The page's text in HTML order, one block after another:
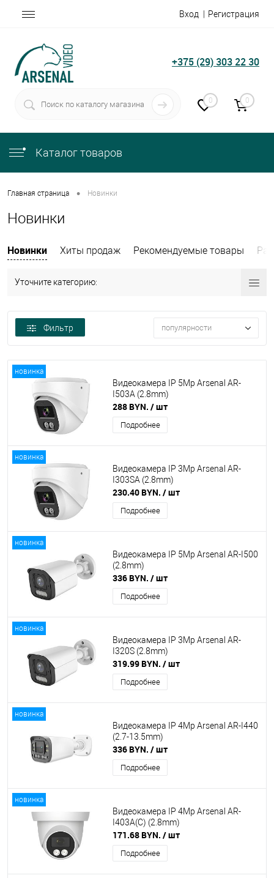
Вход Регистрация
+375 (29) 303 22 30
0 0
Каталог товаров
Главная страница • Новинки
Новинки
Новинки Хиты продаж Рекомендуемые товары
Уточните категорию:
Фильтр популярности
новинка
Видеокамера IP 5Mp Arsenal AR-
I503A (2.8mm)
288 BYN. / шт
Подробнее
новинка
Видеокамера IP 3Mp Arsenal AR-
I303SA (2.8mm)
230.40 BYN. / шт
Подробнее
новинка
Видеокамера IP 5Mp Arsenal AR-I500
(2.8mm)
336 BYN. / шт
Подробнее
новинка
Видеокамера IP 3Mp Arsenal AR-
I320S (2.8mm)
319.99 BYN. / шт
Подробнее
новинка
Видеокамера IP 4Mp Arsenal AR-I440
(2.7-13.5mm)
336 BYN. / шт
Подробнее
новинка
Видеокамера IP 4Mp Arsenal AR-
I403A(C) (2.8mm)
171.68 BYN. / шт
Подробнее